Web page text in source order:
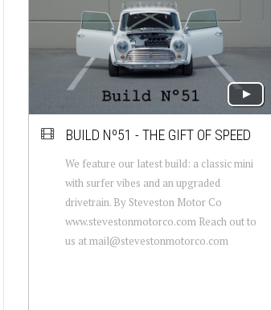
BUILD Nº51 - THE GIFT OF SPEED
We feature our latest build: a classic mini
with surfer vibes and an upgraded
drivetrain. By Steveston Motor Co
www.stevestonmotorco.com Reach out to
us at mail@stevestonmotorco.com